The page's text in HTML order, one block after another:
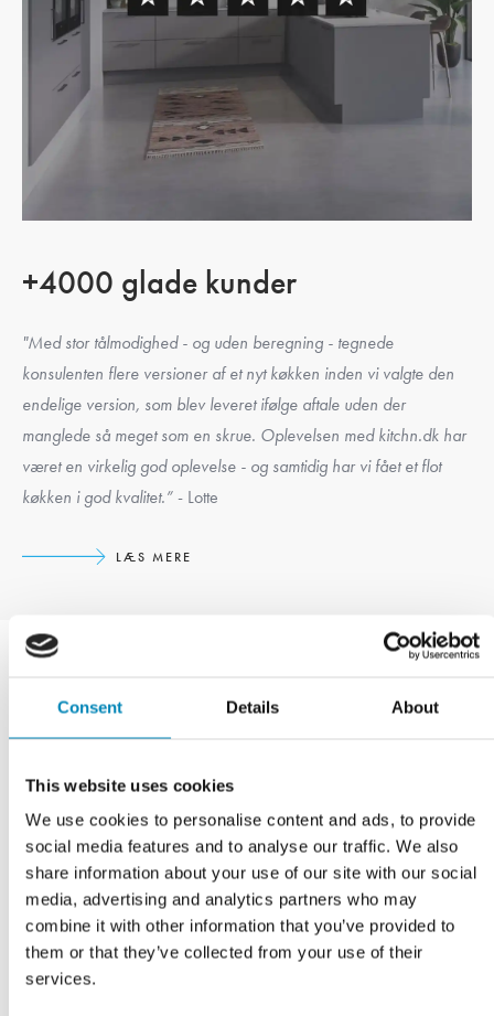
Consent Details About
This website uses cookies
We use cookies to personalise content and ads, to provide
social media features and to analyse our traffic. We also
share information about your use of our site with our social
media, advertising and analytics partners who may
combine it with other information that you’ve provided to
them or that they’ve collected from your use of their
services.
+4000 glade kunder
"Med stor tålmodighed - og uden beregning - tegnede
konsulenten flere versioner af et nyt køkken inden vi valgte den
endelige version, som blev leveret ifølge aftale uden der
manglede så meget som en skrue. Oplevelsen med kitchn.dk har
været en virkelig god oplevelse - og samtidig har vi fået et flot
køkken i god kvalitet.”- Lotte
LÆS MERE
Professionel rådgivning
VI TILBYDER DIG
Hos Kitchn kan vi tilbyde rådgivning på dine præmisser
LÆS MERE